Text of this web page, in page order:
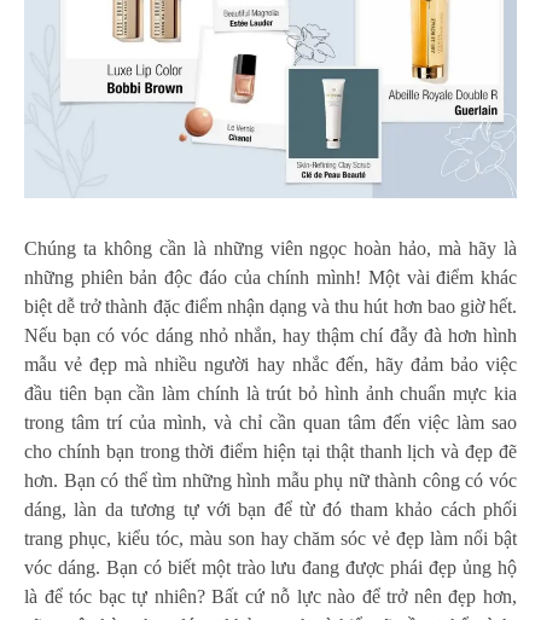
Chúng ta không cần là những viên ngọc hoàn hảo, mà hãy là
những phiên bản độc đáo của chính mình! Một vài điểm khác
biệt dễ trở thành đặc điểm nhận dạng và thu hút hơn bao giờ hết.
Nếu bạn có vóc dáng nhỏ nhắn, hay thậm chí đẫy đà hơn hình
mẫu vẻ đẹp mà nhiều người hay nhắc đến, hãy đảm bảo việc
đầu tiên bạn cần làm chính là trút bỏ hình ảnh chuẩn mực kia
trong tâm trí của mình, và chỉ cần quan tâm đến việc làm sao
cho chính bạn trong thời điểm hiện tại thật thanh lịch và đẹp đẽ
hơn. Bạn có thể tìm những hình mẫu phụ nữ thành công có vóc
dáng, làn da tương tự với bạn để từ đó tham khảo cách phối
trang phục, kiểu tóc, màu son hay chăm sóc vẻ đẹp làm nổi bật
vóc dáng. Bạn có biết một trào lưu đang được phái đẹp ủng hộ
là để tóc bạc tự nhiên? Bất cứ nỗ lực nào để trở nên đẹp hơn,